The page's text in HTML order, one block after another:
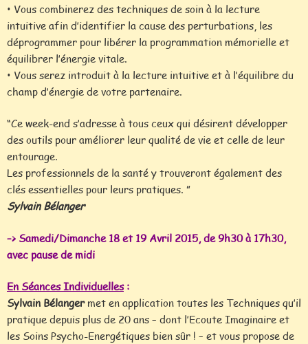
• Vous combinerez des techniques de soin à la lecture
intuitive afin d’identifier la cause des perturbations, les
déprogrammer pour libérer la programmation mémorielle et
équilibrer l’énergie vitale.
• Vous serez introduit à la lecture intuitive et à l’équilibre du
champ d’énergie de votre partenaire.
“Ce week-end s’adresse à tous ceux qui désirent développer
des outils pour améliorer leur qualité de vie et celle de leur
entourage.
Les professionnels de la santé y trouveront également des
clés essentielles pour leurs pratiques. ”
Sylvain Bélanger
–> Samedi/Dimanche 18 et 19 Avril 2015, de 9h30 à 17h30,
avec pause de midi
En Séances Individuelles:
Sylvain Bélangermet en application toutes les Techniques qu’il
pratique depuis plus de 20 ans – dont l’Ecoute Imaginaire et
les Soins Psycho-Energétiques bien sûr ! – et vous propose de